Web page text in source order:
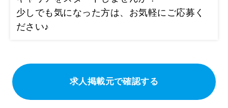
少しでも気になった方は、お気軽にご応募く
ださい♪
求人掲載元で確認する